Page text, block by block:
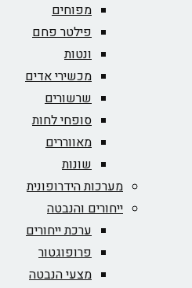
מפוחים
פילטר פחם
ונטות
מכשירי אדים
שרשורים
סופחי לחות
מאווררים
שונות
מערכות הידרופונית
ייחורים והנבטה
ערכת ייחורים
פרופוגטור
מצעי הנבטה